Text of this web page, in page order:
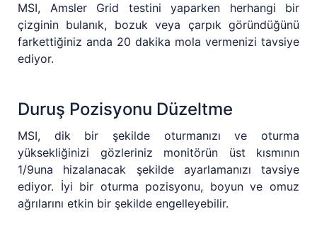
MSI, Amsler Grid testini yaparken herhangi bir
çizginin bulanık, bozuk veya çarpık göründüğünü
farkettiğiniz anda 20 dakika mola vermenizi tavsiye
ediyor.
Duruş Pozisyonu Düzeltme
MSI, dik bir şekilde oturmanızı ve oturma
yüksekliğinizi gözleriniz monitörün üst kısmının
1/9una hizalanacak şekilde ayarlamanızı tavsiye
ediyor. İyi bir oturma pozisyonu, boyun ve omuz
ağrılarını etkin bir şekilde engelleyebilir.